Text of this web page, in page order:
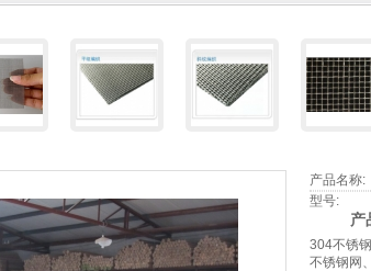
产品名称:
型号:
产
304不锈
不锈钢网